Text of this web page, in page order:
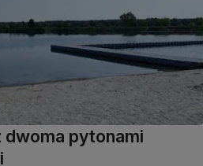
dwoma pytonami